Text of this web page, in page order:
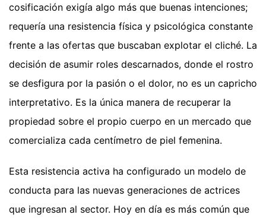
cosificación exigía algo más que buenas intenciones;
requería una resistencia física y psicológica constante
frente a las ofertas que buscaban explotar el cliché. La
decisión de asumir roles descarnados, donde el rostro
se desfigura por la pasión o el dolor, no es un capricho
interpretativo. Es la única manera de recuperar la
propiedad sobre el propio cuerpo en un mercado que
comercializa cada centímetro de piel femenina.
Esta resistencia activa ha configurado un modelo de
conducta para las nuevas generaciones de actrices
que ingresan al sector. Hoy en día es más común que